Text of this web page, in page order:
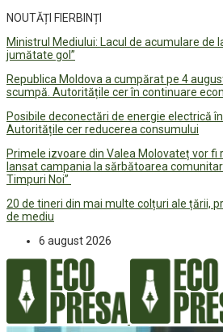
NOUTĂȚI FIERBINȚI
Ministrul Mediului: Lacul de acumulare de
jumătate gol”
Republica Moldova a cumpărat pe 4
scumpă. Autoritățile cer în continuare
Posibile deconectări de energie electrică
Autoritățile cer reducerea consumului
Primele izvoare din Valea Molovateț vor fi
lansat campania la sărbătoarea
Timpuri Noi”
20 de tineri din mai multe colțuri ale țării,
de mediu
6 august 2026